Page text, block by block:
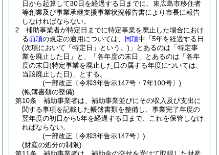
日から起算して30日を経過する日までに、東広島市移住者
等創業及び事業承継支援事業状況報告書により市長に報告
しなければならない。
2
補助事業者が特定日までに特定事業を廃止した場合におけ
る前項の規定の適用については、 同項中「5年を経過する日
(次項において「特定日」という。) 」とあるのは「特定事
業を廃止した日」と、「各年度の末日」とあるのは「各年
度の末日(特定事業を廃止した日の属する年度については、
当該廃止した日) 」とする。
(一部改正〔令和3年告示147号・7年100号〕)
(帳簿書類の整備)
第10条
補助事業者は、補助事業並びにその収入及び支出に
関する事項を記載した帳簿書類を整備し、事業完了年度の
翌年度の初日から5年を経過する日まで、これを保管しなけ
ればならない。
(一部改正〔令和3年告示147号〕)
(財産の処分の制限)